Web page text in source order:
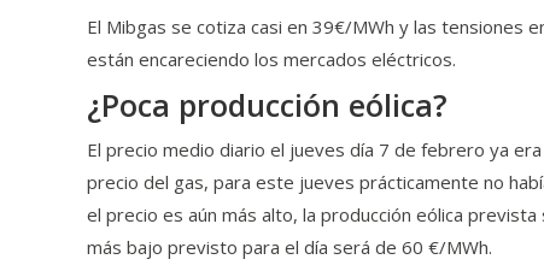
El Mibgas se cotiza casi en 39€/MWh y las tensiones
están encareciendo los mercados eléctricos.
¿Poca producción eólica?
El precio medio diario el jueves día 7 de febrero ya
precio del gas, para este jueves prácticamente no
el precio es aún más alto, la producción eólica
más bajo previsto para el día será de 60 €/MWh.